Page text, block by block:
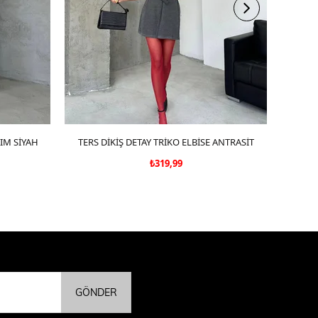
SİYAH
SEPETE EKLE
TERS DİKİŞ DETAY TRİKO ELBİSE ANTRASİT
₺319,99
GÖNDER